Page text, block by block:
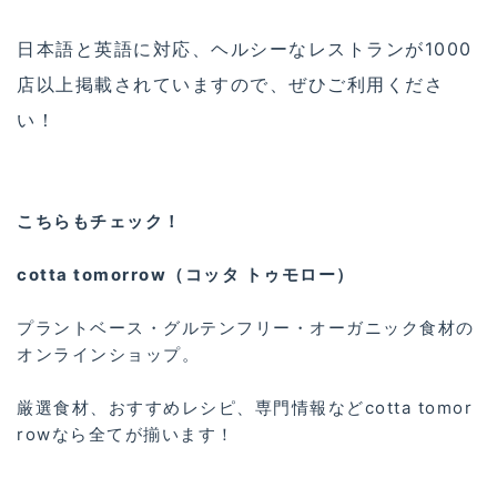
日本語と英語に対応、ヘルシーなレストランが1000
店以上掲載されていますので、ぜひご利用くださ
い！
こちらもチェック！
cotta tomorrow（コッタ トゥモロー）
プラントベース・グルテンフリー・オーガニック食材の
オンラインショップ。
厳選食材、おすすめレシピ、専門情報などcotta tomor
rowなら全てが揃います！